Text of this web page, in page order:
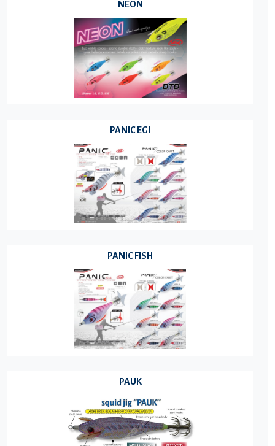
NEON
PANIC EGI
PANIC FISH
PAUK